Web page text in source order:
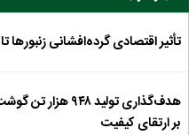
تأثیر اقتصادی گرده‌افشانی زنبورها تا ۱۴۰ برابر ارزش تولید عسل
بر ارتقای کیفیت